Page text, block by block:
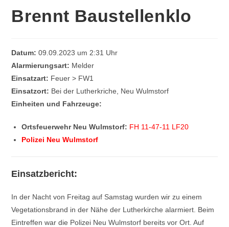
Brennt Baustellenklo
Datum: 09.09.2023 um 2:31 Uhr
Alarmierungsart: Melder
Einsatzart: Feuer > FW1
Einsatzort: Bei der Lutherkriche, Neu Wulmstorf
Einheiten und Fahrzeuge:
Ortsfeuerwehr Neu Wulmstorf: FH 11-47-11 LF20
Polizei Neu Wulmstorf
Einsatzbericht:
In der Nacht von Freitag auf Samstag wurden wir zu einem
Vegetationsbrand in der Nähe der Lutherkirche alarmiert. Beim
Eintreffen war die Polizei Neu Wulmstorf bereits vor Ort. Auf